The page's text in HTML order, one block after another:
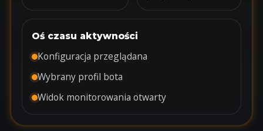
Oś czasu aktywności
Konfiguracja przeglądana
Wybrany profil bota
Widok monitorowania otwarty